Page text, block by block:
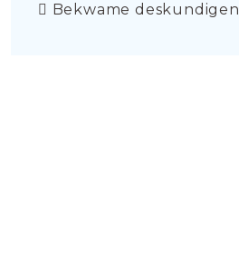
Bekwame deskundigen